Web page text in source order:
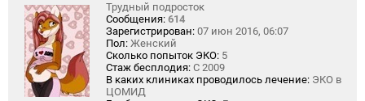
Трудный подросток
Сообщения: 614
Зарегистрирован: 07 июн 2016, 06:07
Пол: Женский
Сколько попыток ЭКО: 5
Стаж бесплодия: С 2009
В каких клиниках проводилось лечение: ЭКО в
ЦОМИД